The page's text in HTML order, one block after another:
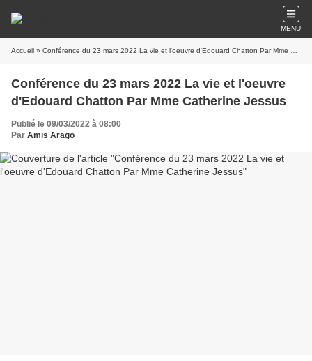
MENU
Accueil » Conférence du 23 mars 2022 La vie et l'oeuvre d'Edouard Chatton Par Mme Catherine Jessus
Conférence du 23 mars 2022 La vie et l'oeuvre
d'Edouard Chatton Par Mme Catherine Jessus
Publié le 09/03/2022 à 08:00
Par Amis Arago